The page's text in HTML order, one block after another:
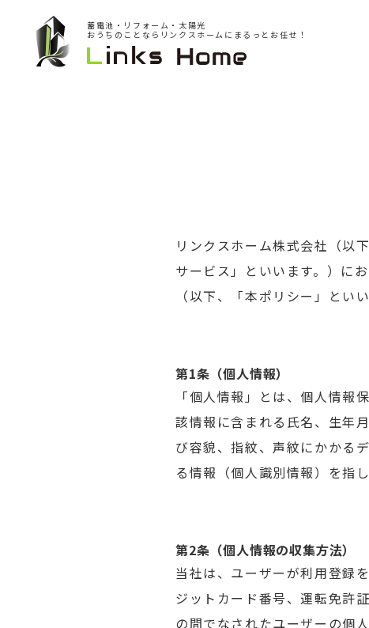
蓄電池・リフォーム・太陽光
おうちのことならリンクスホームにまるっとお任せ！
リンクスホーム株式会社（以
サービス」といいます。）に
（以下、「本ポリシー」とい
第1条（個人情報）
「個人情報」とは、個人情報
該情報に含まれる氏名、生年
び容貌、指紋、声紋にかかる
る情報（個人識別情報）を指し
第2条（個人情報の収集方法）
当社は、ユーザーが利用登録
ジットカード番号、運転免許
の間でなされたユーザーの個